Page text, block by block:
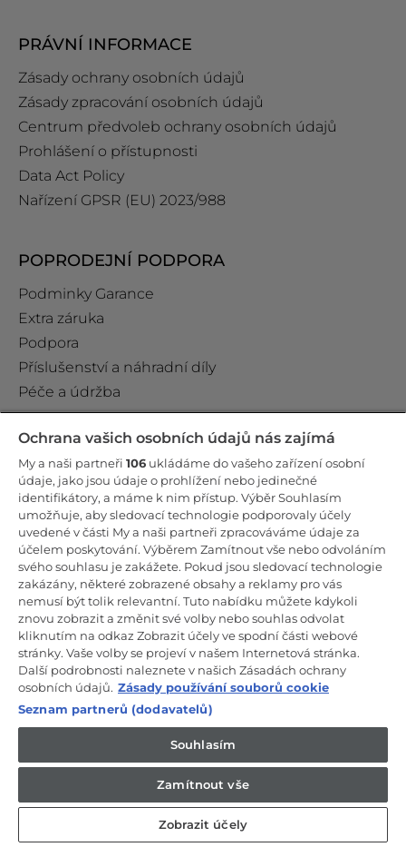
PRÁVNÍ INFORMACE
Zásady ochrany osobních údajů
Zásady zpracování osobních údajů
Centrum předvoleb ochrany osobních údajů
Prohlášení o přístupnosti
Data Act Policy
Nařízení GPSR (EU) 2023/988
POPRODEJNÍ PODPORA
Podminky Garance
Extra záruka
Podpora
Příslušenství a náhradní díly
Péče a údržba
Odebírejte náš newsletter
CANDY HOOVER GROUP S.r.I. - Jediný akcionář - SÍDLO
SPOLEČNOSTI: Via Comolli, 57 - 20861 Brugherio (Monza Brianza) -
Itálie - ADMINISTRATIVNÍ KANCELÁŘE: Via Privata Eden Fumagalli
snc - 20861 Brugherio (Monza Brianza) a Via Trento č. 20/A-22 -
20871 Vimercate (Monza Brianza) - Itálie - Tel.: +39.039.2086.1 - Fax:
+39.039.2086.237 - Základní kapitál 35 000 000,00 € plně splacený -
IČ a číslo zápisu v obchodním rejstříku Milán-Monza-Brianza-Lodi
04666310158 - DIČ 00786860965 - Číslo REA (Ekonomicko-správní
podléhající řídicím a koordinačním činnostem společnosti Candy
S.p.A.
CZ / Česká republika
Ochrana vašich osobních údajů nás zajímá
My a naši partneři 106 ukládáme do vašeho zařízení osobní
údaje, jako jsou údaje o prohlížení nebo jedinečné
identifikátory, a máme k nim přístup. Výběr Souhlasím
umožňuje, aby sledovací technologie podporovaly účely
uvedené v části My a naši partneři zpracováváme údaje za
účelem poskytování. Výběrem Zamítnout vše nebo odvoláním
svého souhlasu je zakážete. Pokud jsou sledovací technologie
zakázány, některé zobrazené obsahy a reklamy pro vás
nemusí být tolik relevantní. Tuto nabídku můžete kdykoli
znovu zobrazit a změnit své volby nebo souhlas odvolat
kliknutím na odkaz Zobrazit účely ve spodní části webové
stránky. Vaše volby se projeví v našem Internetová stránka.
Další podrobnosti naleznete v našich Zásadách ochrany
osobních údajů. Zásady používání souborů cookie
Seznam partnerů (dodavatelů)
Souhlasím
Zamítnout vše
Zobrazit účely